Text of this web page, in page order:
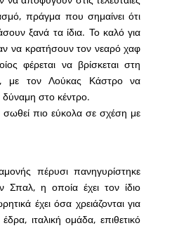
πράγμα που σημαίνει ότι
ξανά τα ίδια. Το καλό για
να κρατήσουν τον νεαρό χαφ
φέρεται να βρίσκεται στη
με τον Λούκας Κάστρο να
δύναμη στο κέντρο.
πιο εύκολα σε σχέση με
πέρυσι πανηγυρίστηκε
η οποία έχει τον ίδιο
έχει όσα χρειάζονται για
ιταλική ομάδα, επιθετικό